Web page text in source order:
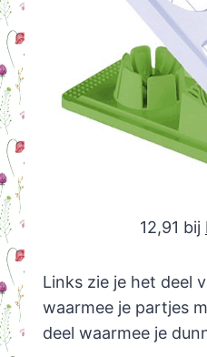
12,91 bij
Links zie je het deel
waarmee je partjes
deel waarmee je